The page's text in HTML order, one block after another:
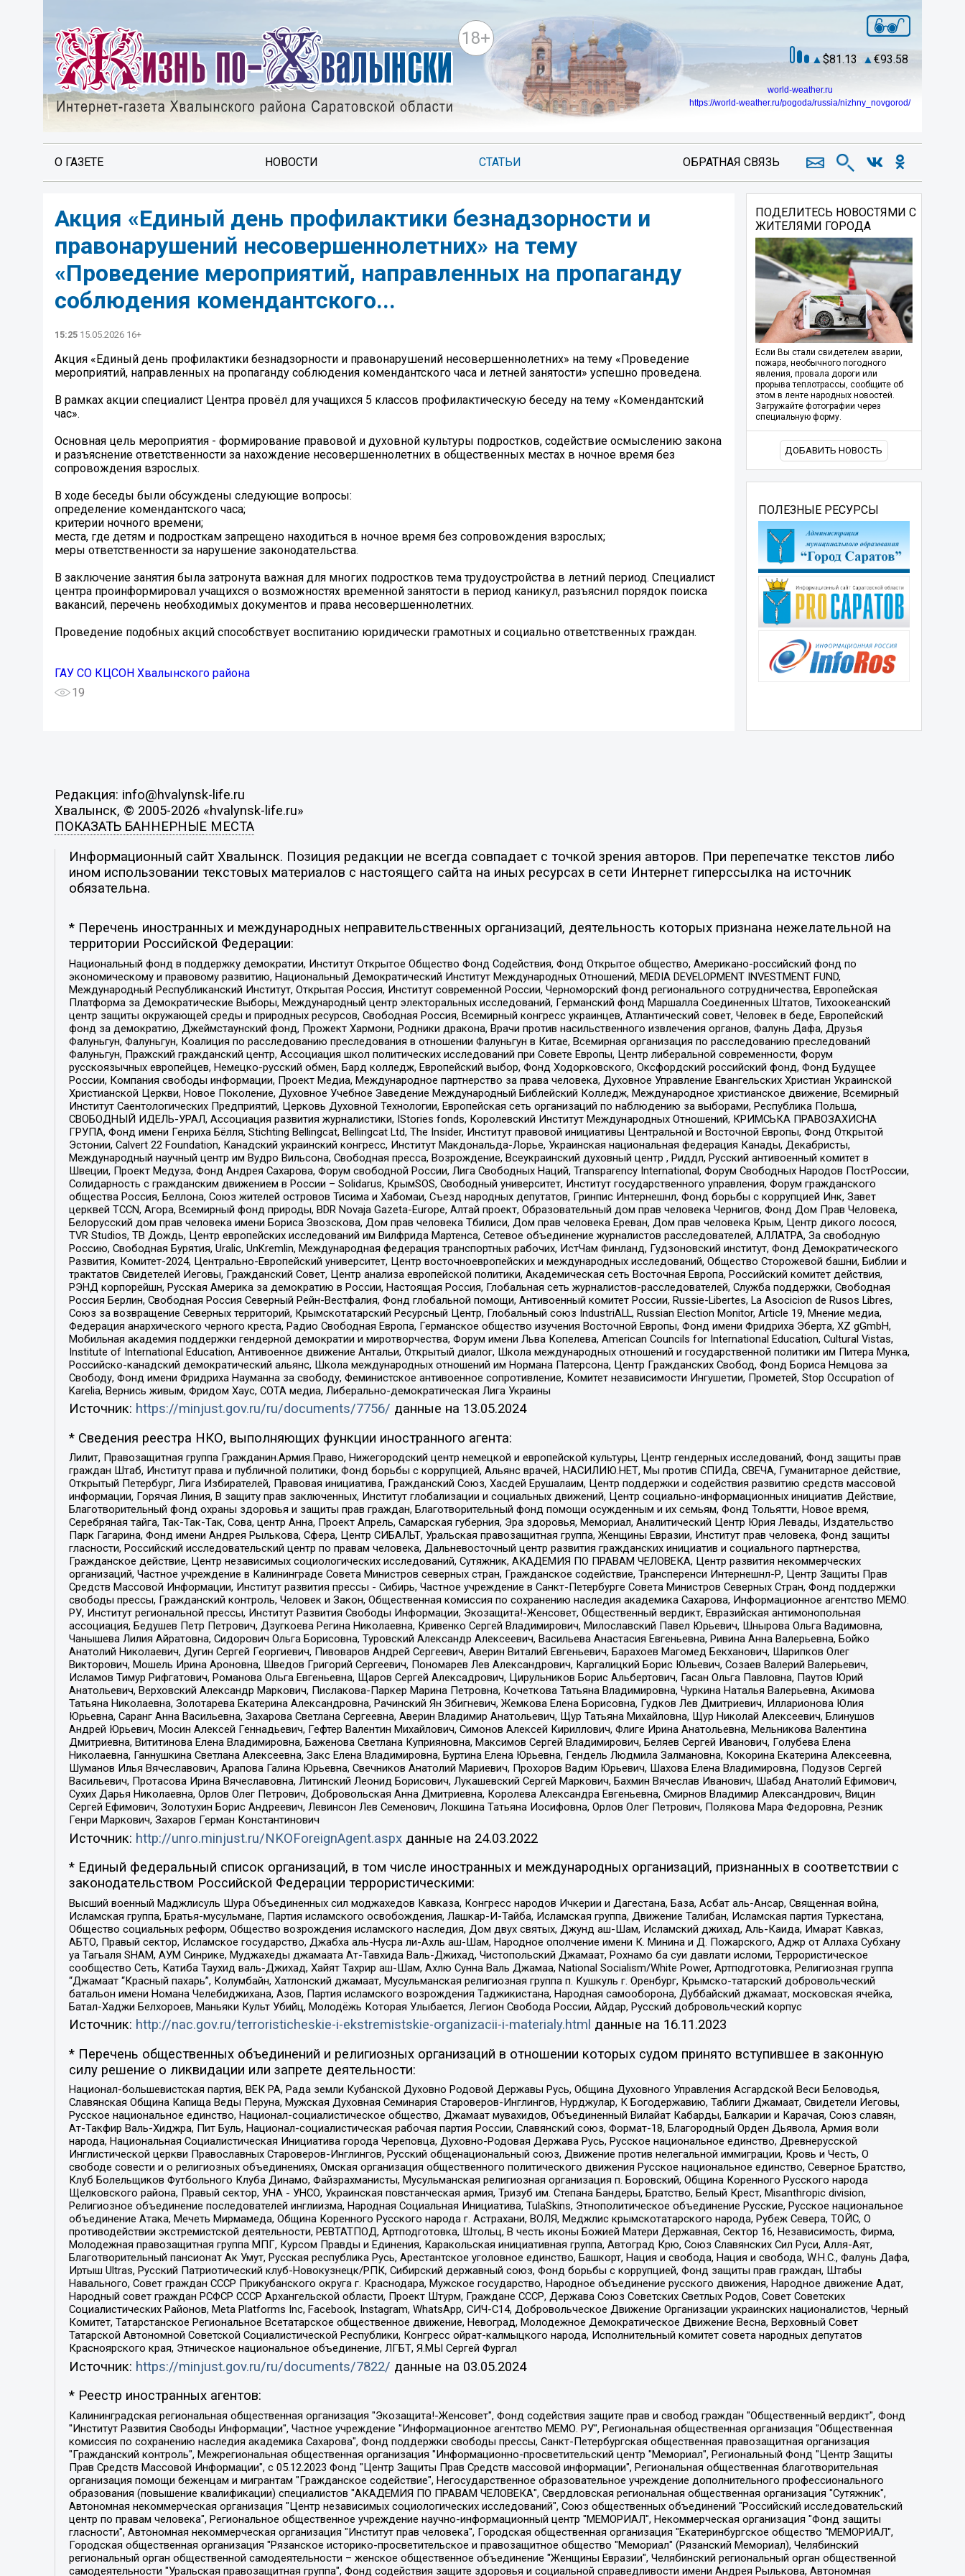
18+
81.13 93.58
world-weather.ru
https://world-weather.ru/pogoda/russia/nizhny_novgorod/
О ГАЗЕТЕ НОВОСТИ СТАТЬИ ОБРАТНАЯ СВЯЗЬ
Акция «Единый день профилактики безнадзорности и
правонарушений несовершеннолетних» на тему
«Проведение мероприятий, направленных на пропаганду
соблюдения комендантского...
15:25 15.05.2026 16+
Акция «Единый день профилактики безнадзорности и правонарушений несовершеннолетних» на тему «Проведение
мероприятий, направленных на пропаганду соблюдения комендантского часа и летней занятости» успешно проведена.
В рамках акции специалист Центра провёл для учащихся 5 классов профилактическую беседу на тему «Комендантский
час».
Основная цель мероприятия - формирование правовой и духовной культуры подростков, содействие осмыслению закона
и разъяснение ответственности за нахождение несовершеннолетних в общественных местах в ночное время без
сопровождения взрослых.
В ходе беседы были обсуждены следующие вопросы:
определение комендантского часа;
критерии ночного времени;
места, где детям и подросткам запрещено находиться в ночное время без сопровождения взрослых;
меры ответственности за нарушение законодательства.
В заключение занятия была затронута важная для многих подростков тема трудоустройства в летний период. Специалист
центра проинформировал учащихся о возможностях временной занятости в период каникул, разъяснил порядок поиска
вакансий, перечень необходимых документов и права несовершеннолетних.
Проведение подобных акций способствует воспитанию юридически грамотных и социально ответственных граждан.
ГАУ СО КЦСОН Хвалынского района
19
ПОДЕЛИТЕСЬ НОВОСТЯМИ С
ЖИТЕЛЯМИ ГОРОДА
Если Вы стали свидетелем аварии,
пожара, необычного погодного
явления, провала дороги или
прорыва теплотрассы, сообщите об
этом в ленте народных новостей.
Загружайте фотографии через
специальную форму.
ДОБАВИТЬ НОВОСТЬ
ПОЛЕЗНЫЕ РЕСУРСЫ
Редакция: info@hvalynsk-life.ru
Хвалынск, © 2005-2026 «hvalynsk-life.ru»
ПОКАЗАТЬ БАННЕРНЫЕ МЕСТА
Информационный сайт Хвалынск. Позиция редакции не всегда совпадает с точкой зрения авторов. При перепечатке текстов либо
ином использовании текстовых материалов с настоящего сайта на иных ресурсах в сети Интернет гиперссылка на источник
обязательна.
* Перечень иностранных и международных неправительственных организаций, деятельность которых признана нежелательной на
территории Российской Федерации:
Национальный фонд в поддержку демократии, Институт Открытое Общество Фонд Содействия, Фонд Открытое общество, Американо-российский фонд по
экономическому и правовому развитию, Национальный Демократический Институт Международных Отношений, MEDIA DEVELOPMENT INVESTMENT FUND,
Международный Республиканский Институт, Открытая Россия, Институт современной России, Черноморский фонд регионального сотрудничества, Европейская
Платформа за Демократические Выборы, Международный центр электоральных исследований, Германский фонд Маршалла Соединенных Штатов, Тихоокеанский
центр защиты окружающей среды и природных ресурсов, Свободная Россия, Всемирный конгресс украинцев, Атлантический совет, Человек в беде, Европейский
фонд за демократию, Джеймстаунский фонд, Прожект Хармони, Родники дракона, Врачи против насильственного извлечения органов, Фалунь Дафа, Друзья
Фалуньгун, Фалуньгун, Коалиция по расследованию преследования в отношении Фалуньгун в Китае, Всемирная организация по расследованию преследований
Фалуньгун, Пражский гражданский центр, Ассоциация школ политических исследований при Совете Европы, Центр либеральной современности, Форум
русскоязычных европейцев, Немецко-русский обмен, Бард колледж, Европейский выбор, Фонд Ходорковского, Оксфордский российский фонд, Фонд Будущее
России, Компания свободы информации, Проект Медиа, Международное партнерство за права человека, Духовное Управление Евангельских Христиан Украинской
Христианской Церкви, Новое Поколение, Духовное Учебное Заведение Международный Библейский Колледж, Международное христианское движение, Всемирный
Институт Саентологических Предприятий, Церковь Духовной Технологии, Европейская сеть организаций по наблюдению за выборами, Республика Польша,
СВОБОДНЫЙ ИДЕЛЬ-УРАЛ, Ассоциация развития журналистики, IStories fonds, Королевский Институт Международных Отношений, КРИМСЬКА ПРАВОЗАХИСНА
ГРУПА, Фонд имени Генриха Бёлля, Stichting Bellingcat, Bellingcat Ltd, The Insider, Институт правовой инициативы Центральной и Восточной Европы, Фонд Открытой
Эстонии, Calvert 22 Foundation, Канадский украинский конгресс, Институт Макдональда-Лорье, Украинская национальная федерация Канады, Декабристы,
Международный научный центр им Вудро Вильсона, Свободная пресса, Возрождение, Всеукраинский духовный центр , Риддл, Русский антивоенный комитет в
Швеции, Проект Медуза, Фонд Андрея Сахарова, Форум свободной России, Лига Свободных Наций, Transparеncy International, Форум Свободных Народов ПостРоссии,
Солидарность с гражданским движением в России – Solidarus, КрымSOS, Свободный университет, Институт государственного управления, Форум гражданского
общества Россия, Беллона, Союз жителей островов Тисима и Хабомаи, Съезд народных депутатов, Гринпис Интернешнл, Фонд борьбы с коррупцией Инк, Завет
церквей TCCN, Агора, Всемирный фонд природы, BDR Novaja Gazeta-Europe, Алтай проект, Образовательный дом прав человека Чернигов, Фонд Дом Прав Человека,
Белорусский дом прав человека имени Бориса Звозскова, Дом прав человека Тбилиси, Дом прав человека Ереван, Дом прав человека Крым, Центр дикого лосося,
TVR Studios, ТВ Дождь, Центр европейских исследований им Вилфрида Мартенса, Сетевое объединение журналистов расследователей, АЛЛАТРА, За свободную
Россию, Свободная Бурятия, Uralic, UnKremlin, Международная федерация транспортных рабочих, ИстЧам Финланд, Гудзоновский институт, Фонд Демократического
Развития, Комитет-2024, Центрально-Европейский университет, Центр восточноевропейских и международных исследований, Общество Сторожевой башни, Библии и
трактатов Свидетелей Иеговы, Гражданский Совет, Центр анализа европейской политики, Академическая сеть Восточная Европа, Российский комитет действия,
РЭНД корпорейшн, Русская Америка за демократию в России, Настоящая Россия, Глобальная сеть журналистов-расследователей, Служба поддержки, Свободная
Россия Берлин, Свободная Россия Северный Рейн-Вестфалия, Фонд глобальной помощи, Антивоенный комитет России, Russie-Libertes, La Asocicion de Rusos Libres,
Союз за возвращение Северных территорий, Крымскотатарский Ресурсный Центр, Глобальный союз IndustriALL, Russian Election Monitor, Article 19, Мнение медиа,
Федерация анархического черного креста, Радио Свободная Европа, Германское общество изучения Восточной Европы, Фонд имени Фридриха Эберта, XZ gGmbH,
Мобильная академия поддержки гендерной демократии и миротворчества, Форум имени Льва Копелева, American Councils for International Education, Cultural Vistas,
Institute of International Education, Антивоенное движение Антальи, Открытый диалог, Школа международных отношений и государственной политики им Питера Мунка,
Российско-канадский демократический альянс, Школа международных отношений им Нормана Патерсона, Центр Гражданских Свобод, Фонд Бориса Немцова за
Свободу, Фонд имени Фридриха Науманна за свободу, Феминистское антивоенное сопротивление, Комитет независимости Ингушетии, Прометей, Stop Occupation of
Karelia, Вернись живым, Фридом Хаус, СОТА медиа, Либерально-демократическая Лига Украины
Источник: https://minjust.gov.ru/ru/documents/7756/ данные на 13.05.2024
* Сведения реестра НКО, выполняющих функции иностранного агента:
Лилит, Правозащитная группа Гражданин.Армия.Право, Нижегородский центр немецкой и европейской культуры, Центр гендерных исследований, Фонд защиты прав
граждан Штаб, Институт права и публичной политики, Фонд борьбы с коррупцией, Альянс врачей, НАСИЛИЮ.НЕТ, Мы против СПИДа, СВЕЧА, Гуманитарное действие,
Открытый Петербург, Лига Избирателей, Правовая инициатива, Гражданский Союз, Хасдей Ерушалаим, Центр поддержки и содействия развитию средств массовой
информации, Горячая Линия, В защиту прав заключенных, Институт глобализации и социальных движений, Центр социально-информационных инициатив Действие,
Благотворительный фонд охраны здоровья и защиты прав граждан, Благотворительный фонд помощи осужденным и их семьям, Фонд Тольятти, Новое время,
Серебряная тайга, Так-Так-Так, Сова, центр Анна, Проект Апрель, Самарская губерния, Эра здоровья, Мемориал, Аналитический Центр Юрия Левады, Издательство
Парк Гагарина, Фонд имени Андрея Рылькова, Сфера, Центр СИБАЛЬТ, Уральская правозащитная группа, Женщины Евразии, Институт прав человека, Фонд защиты
гласности, Российский исследовательский центр по правам человека, Дальневосточный центр развития гражданских инициатив и социального партнерства,
Гражданское действие, Центр независимых социологических исследований, Сутяжник, АКАДЕМИЯ ПО ПРАВАМ ЧЕЛОВЕКА, Центр развития некоммерческих
организаций, Частное учреждение в Калининграде Совета Министров северных стран, Гражданское содействие, Трансперенси Интернешнл-Р, Центр Защиты Прав
Средств Массовой Информации, Институт развития прессы - Сибирь, Частное учреждение в Санкт-Петербурге Совета Министров Северных Стран, Фонд поддержки
свободы прессы, Гражданский контроль, Человек и Закон, Общественная комиссия по сохранению наследия академика Сахарова, Информационное агентство МЕМО.
РУ, Институт региональной прессы, Институт Развития Свободы Информации, Экозащита!-Женсовет, Общественный вердикт, Евразийская антимонопольная
ассоциация, Бедушев Петр Петрович, Дзугкоева Регина Николаевна, Кривенко Сергей Владимирович, Милославский Павел Юрьевич, Шнырова Ольга Вадимовна,
Чанышева Лилия Айратовна, Сидорович Ольга Борисовна, Туровский Александр Алексеевич, Васильева Анастасия Евгеньевна, Ривина Анна Валерьевна, Бойко
Анатолий Николаевич, Дугин Сергей Георгиевич, Пивоваров Андрей Сергеевич, Аверин Виталий Евгеньевич, Барахоев Магомед Бекханович, Шарипков Олег
Викторович, Мошель Ирина Ароновна, Шведов Григорий Сергеевич, Пономарев Лев Александрович, Каргалицкий Борис Юльевич, Созаев Валерий Валерьевич,
Исламов Тимур Рифгатович, Романова Ольга Евгеньевна, Щаров Сергей Алексадрович, Цирульников Борис Альбертович, Гасан Ольга Павловна, Паутов Юрий
Анатольевич, Верховский Александр Маркович, Пислакова-Паркер Марина Петровна, Кочеткова Татьяна Владимировна, Чуркина Наталья Валерьевна, Акимова
Татьяна Николаевна, Золотарева Екатерина Александровна, Рачинский Ян Збигневич, Жемкова Елена Борисовна, Гудков Лев Дмитриевич, Илларионова Юлия
Юрьевна, Саранг Анна Васильевна, Захарова Светлана Сергеевна, Аверин Владимир Анатольевич, Щур Татьяна Михайловна, Щур Николай Алексеевич, Блинушов
Андрей Юрьевич, Мосин Алексей Геннадьевич, Гефтер Валентин Михайлович, Симонов Алексей Кириллович, Флиге Ирина Анатольевна, Мельникова Валентина
Дмитриевна, Вититинова Елена Владимировна, Баженова Светлана Куприяновна, Максимов Сергей Владимирович, Беляев Сергей Иванович, Голубева Елена
Николаевна, Ганнушкина Светлана Алексеевна, Закс Елена Владимировна, Буртина Елена Юрьевна, Гендель Людмила Залмановна, Кокорина Екатерина Алексеевна,
Шуманов Илья Вячеславович, Арапова Галина Юрьевна, Свечников Анатолий Мариевич, Прохоров Вадим Юрьевич, Шахова Елена Владимировна, Подузов Сергей
Васильевич, Протасова Ирина Вячеславовна, Литинский Леонид Борисович, Лукашевский Сергей Маркович, Бахмин Вячеслав Иванович, Шабад Анатолий Ефимович,
Сухих Дарья Николаевна, Орлов Олег Петрович, Добровольская Анна Дмитриевна, Королева Александра Евгеньевна, Смирнов Владимир Александрович, Вицин
Сергей Ефимович, Золотухин Борис Андреевич, Левинсон Лев Семенович, Локшина Татьяна Иосифовна, Орлов Олег Петрович, Полякова Мара Федоровна, Резник
Генри Маркович, Захаров Герман Константинович
Источник: http://unro.minjust.ru/NKOForeignAgent.aspxданные на 24.03.2022
* Единый федеральный список организаций, в том числе иностранных и международных организаций, признанных в соответствии с
законодательством Российской Федерации террористическими:
Высший военный Маджлисуль Шура Объединенных сил моджахедов Кавказа, Конгресс народов Ичкерии и Дагестана, База, Асбат аль-Ансар, Священная война,
Исламская группа, Братья-мусульмане, Партия исламского освобождения, Лашкар-И-Тайба, Исламская группа, Движение Талибан, Исламская партия Туркестана,
Общество социальных реформ, Общество возрождения исламского наследия, Дом двух святых, Джунд аш-Шам, Исламский джихад, Аль-Каида, Имарат Кавказ,
АБТО, Правый сектор, Исламское государство, Джабха аль-Нусра ли-Ахль аш-Шам, Народное ополчение имени К. Минина и Д. Пожарского, Аджр от Аллаха Субхану
уа Тагьаля SHAM, АУМ Синрике, Муджахеды джамаата Ат-Тавхида Валь-Джихад, Чистопольский Джамаат, Рохнамо ба суи давлати исломи, Террористическое
сообщество Сеть, Катиба Таухид валь-Джихад, Хайят Тахрир аш-Шам, Ахлю Сунна Валь Джамаа, National Socialism/White Power, Артподготовка, Религиозная группа
“Джамаат “Красный пахарь”, Колумбайн, Хатлонский джамаат, Мусульманская религиозная группа п. Кушкуль г. Оренбург, Крымско-татарский добровольческий
батальон имени Номана Челебиджихана, Азов, Партия исламского возрождения Таджикистана, Народная самооборона, Дуббайский джамаат, московская ячейка,
Батал-Хаджи Белхороев, Маньяки Культ Убийц, Молодёжь Которая Улыбается, Легион Свобода России, Айдар, Русский добровольческий корпус
Источник: http://nac.gov.ru/terroristicheskie-i-ekstremistskie-organizacii-i-materialy.html данные на 16.11.2023
* Перечень общественных объединений и религиозных организаций в отношении которых судом принято вступившее в законную
силу решение о ликвидации или запрете деятельности:
Национал-большевистская партия, ВЕК РА, Рада земли Кубанской Духовно Родовой Державы Русь, Община Духовного Управления Асгардской Веси Беловодья,
Славянская Община Капища Веды Перуна, Мужская Духовная Семинария Староверов-Инглингов, Нурджулар, К Богодержавию, Таблиги Джамаат, Свидетели Иеговы,
Русское национальное единство, Национал-социалистическое общество, Джамаат мувахидов, Объединенный Вилайат Кабарды, Балкарии и Карачая, Союз славян,
Ат-Такфир Валь-Хиджра, Пит Буль, Национал-социалистическая рабочая партия России, Славянский союз, Формат-18, Благородный Орден Дьявола, Армия воли
народа, Национальная Социалистическая Инициатива города Череповца, Духовно-Родовая Держава Русь, Русское национальное единство, Древнерусской
Инглистической церкви Православных Староверов-Инглингов, Русский общенациональный союз, Движение против нелегальной иммиграции, Кровь и Честь, О
свободе совести и о религиозных объединениях, Омская организация общественного политического движения Русское национальное единство, Северное Братство,
Клуб Болельщиков Футбольного Клуба Динамо, Файзрахманисты, Мусульманская религиозная организация п. Боровский, Община Коренного Русского народа
Щелковского района, Правый сектор, УНА - УНСО, Украинская повстанческая армия, Тризуб им. Степана Бандеры, Братство, Белый Крест, Misanthropic division,
Религиозное объединение последователей инглиизма, Народная Социальная Инициатива, TulaSkins, Этнополитическое объединение Русские, Русское национальное
объединение Атака, Мечеть Мирмамеда, Община Коренного Русского народа г. Астрахани, ВОЛЯ, Меджлис крымскотатарского народа, Рубеж Севера, ТОЙС, О
противодействии экстремистской деятельности, РЕВТАТПОД, Артподготовка, Штольц, В честь иконы Божией Матери Державная, Сектор 16, Независимость, Фирма,
Молодежная правозащитная группа МПГ, Курсом Правды и Единения, Каракольская инициативная группа, Автоград Крю, Союз Славянских Сил Руси, Алля-Аят,
Благотворительный пансионат Ак Умут, Русская республика Русь, Арестантское уголовное единство, Башкорт, Нация и свобода, Нация и свобода, W.H.С., Фалунь Дафа,
Иртыш Ultras, Русский Патриотический клуб-Новокузнецк/РПК, Сибирский державный союз, Фонд борьбы с коррупцией, Фонд защиты прав граждан, Штабы
Навального, Совет граждан СССР Прикубанского округа г. Краснодара, Мужское государство, Народное объединение русского движения, Народное движение Адат,
Народный совет граждан РСФСР СССР Архангельской области, Проект Штурм, Граждане СССР, Держава Союз Советских Светлых Родов, Совет Советских
Социалистических Районов, Meta Platforms Inc, Facebook, Instagram, WhatsApp, СИЧ-С14, Добровольческое Движение Организации украинских националистов, Черный
Комитет, Татарстанское Региональное Всетатарское общественное движение, Невоград, Молодежное Демократическое Движение Весна, Верховный Совет
Татарской Автономной Советской Социалистической Республики, Конгресс ойрат-калмыцкого народа, Исполнительный комитет совета народных депутатов
Красноярского края, Этническое национальное объединение, ЛГБТ, Я.МЫ Сергей Фургал
Источник: https://minjust.gov.ru/ru/documents/7822/ данные на 03.05.2024
* Реестр иностранных агентов:
Калининградская региональная общественная организация "Экозащита!-Женсовет", Фонд содействия защите прав и свобод граждан "Общественный вердикт", Фонд "Институт Развития Свободы Информации", Частное учреждение "Информационное агентство МЕМО. РУ", Региональная общественная организация "Общественная комиссия по сохранению наследия академика Сахарова", Фонд поддержки свободы прессы, Санкт-Петербургская общественная правозащитная организация "Гражданский контроль", Межрегиональная общественная организация "Информационно-просветительский центр "Мемориал", Региональный Фонд "Центр Защиты Прав Средств Массовой Информации", с 05.12.2023 Фонд "Центр Защиты Прав Средств массовой информации", Региональная общественная благотворительная организация помощи беженцам и мигрантам "Гражданское содействие", Негосударственное образовательное учреждение дополнительного профессионального образования (повышение квалификации) специалистов "АКАДЕМИЯ ПО ПРАВАМ ЧЕЛОВЕКА", Свердловская региональная общественная организация "Сутяжник", Автономная некоммерческая организация "Центр независимых социологических исследований", Союз общественных объединений "Российский исследовательский центр по правам человека", Региональное общественное учреждение научно-информационный центр "МЕМОРИАЛ", Некоммерческая организация "Фонд защиты гласности", Автономная некоммерческая организация "Институт прав человека", Городская общественная организация "Екатеринбургское общество "МЕМОРИАЛ", Городская общественная организация "Рязанское историко-просветительское и правозащитное общество "Мемориал" (Рязанский Мемориал), Челябинский региональный орган общественной самодеятельности – женское общественное объединение "Женщины Евразии", Челябинский региональный орган общественной самодеятельности "Уральская правозащитная группа", Фонд содействия защите здоровья и социальной справедливости имени Андрея Рылькова, Автономная Некоммерческая Организация "Аналитический Центр Юрия Левады", Автономная некоммерческая организация социальной поддержки населения "Проект Апрель", Региональная общественная организация помощи женщинам и детям, находящимся в кризисной ситуации "Информационно-методический центр "Анна", Фонд содействия развитию массовых коммуникаций и правовому просвещению "Так-так-Так", Фонд содействия устойчивому развитию "Серебряная тайга", Свердловский региональный общественный фонд социальных проектов "Новое время", "Idel.Реалии", Кавказ.Реалии, Крым.Реалии, Телеканал Настоящее Время, Татаро-башкирская служба Радио Свобода (Azatliq Radiosi), Радио Свободная Европа/Радио Свобода (PCE/PC), "Сибирь.Реалии", "Фактограф", Благотворительный фонд помощи осужденным и их семьям, Автономная некоммерческая организация "Институт глобализации и социальных движений", Фонд "В защиту прав заключенных", Частное учреждение "Центр поддержки и содействия развитию средств массовой информации", Пензенский региональный общественный благотворительный фонд "Гражданский союз", "Север.Реалии", Некоммерческая организация Фонд "Правовая инициатива", Общество с ограниченной ответственностью "Радио Свободная Европа/Радио Свобода", Чешское информационное агентство "MEDIUM-ORIENT", Красноярская региональная общественная организация "Мы против СПИДа", Камалягин Денис Николаевич, Маркелов Сергей Евгеньевич, Пономарев Лев Александрович, Савицкая Людмила Алексеевна, Автономная некоммерческая организация "Центр по работе с проблемой насилия "НАСИЛИЮ.НЕТ", Межрегиональный профессиональный союз работников здравоохранения "Альянс врачей", Юридическое лицо, зарегистрированное в Латвийской Республике, SIA "Medusa Project" (регистрационный номер 40103797863, дата регистрации 10.06.2014), Некоммерческая организация "Фонд по борьбе с коррупцией", Автономная некоммерческая организация "Институт права и публичной политики", Баданин Роман Сергеевич, Гликин Максим Александрович, Железнова Мария Михайловна, Лукьянова Юлия Сергеевна, Маетная Елизавета Витальевна, Маняхин Петр Борисович, Чуракова Ольга Владимировна, Ярош Юлия Петровна, Юридическое лицо "The Insider SIA", зарегистрированное в Риге, Латвийская Республика (дата регистрации 26.06.2015), являющееся администратором доменного имени интернет-издания "The Insider SIA", https://theins.ru, Постернак Алексей Евгеньевич, Рубин Михаил Аркадьевич, Анин Роман Александрович, Юридическое лицо Istories fonds, зарегистрированное в Латвийской Республике (регистрационный номер 50008295751, дата регистрации 24.02.2020), Великовский Дмитрий Александрович, Долинина Ирина Николаевна, Мароховская Алеся Алексеевна, Шлейнов Роман Юрьевич, Шмагун Олеся Валентиновна, Общество с ограниченной ответственностью "Альтаир 2021", Общество с ограниченной ответственностью "Вега 2021", Общество с ограниченной ответственностью "Главный редактор 2021", Общество с ограниченной ответственностью "Ромашки монолит", Важенков Артем Валерьевич, Ивановская областная общественная организация "Центр гендерных исследований", Гурман Юрий Альбертович, Медиапроект "ОВД-Инфо", Егоров Владимир Владимирович, Жилинский Владимир Александрович, Общество с ограниченной ответственностью "ЗП", Иванова София Юрьевна, Карезина Инна Павловна, Кильтау Екатерина Викторовна, Петров Алексей Викторович, Пискунов Сергей Евгеньевич, Смирнов Сергей Сергеевич, Тихонов Михаил Сергеевич, Общество с ограниченной ответственностью "ЖУРНАЛИСТ-ИНОСТРАННЫЙ АГЕНТ", Арапова Галина Юрьевна, Вольтская Татьяна Анатольевна, Американская компания "Mason G.E.S. Anonymous Foundation" (США), являющаяся владельцем интернет-издания https://mnews.world/, Компания "Stichting Bellingcat", зарегистрированная в Нидерландах (дата регистрации 11.07.2018), Захаров Андрей Вячеславович, Клепиковская Екатерина Дмитриевна, Общество с ограниченной ответственностью "МЕМО", Перл Роман Александрович, Симонов Евгений Алексеевич, Соловьева Елена Анатольевна, Сотников Даниил Владимирович, Сурначева Елизавета Дмитриевна, Автономная некоммерческая организация по защите прав человека и информированию населения "Якутия – Наше Мнение", Общество с ограниченной ответственностью "Москоу диджитал медиа", с 26.01.2023 Общество с ограниченной ответственностью "Чайка Белые сады", Ветошкина Валерия Валерьевна, Заговора Максим Александрович, Межрегиональное общественное движение "Российская ЛГБТ - сеть", Оленичев Максим Владимирович, Павлов Иван Юрьевич, Скворцова Елена Сергеевна, Общество с ограниченной ответственностью "Как бы инагент", Кочетков Игорь Викторович, Общество с ограниченной ответственностью "Честные выборы", Еланчик Олег Александрович, Общество с ограниченной ответственностью "Нобелевский призыв", Гималова Регина Эмилевна, Григорьев Андрей Валерьевич, Григорьева Алина Александровна, Ассоциация по содействию защите прав призывников, альтернативнослужащих и военнослужащих "Правозащитная группа "Гражданин.Армия.Право", Хисамова Регина Фаритовна, Автономная некоммерческая организация по реализации социально-правовых программ "Лилит", Дальневосточное общественное движение "Маяк", Санкт-Петербургская ЛГБТ-инициативная группа "Выход", Инициативная группа ЛГБТ+ "Реверс", Алексеев Андрей Викторович, Бекбулатова Таисия Львовна, Беляев Иван Михайлович, Владыкина Елена Сергеевна, Гельман Марат Александрович, Никульшина Вероника Юрьевна, Толоконникова Надежда Андреевна, Шендерович Виктор Анатольевич, Общество с ограниченной ответственностью "Данное сообщение", Общество с ограниченной ответственностью Издательский дом "Новая глава", Айнбиндер Александра Александровна, Московский комьюнити-центр для ЛГБТ+инициатив, Благотворительный фонд развития филантропии, Deutsche Welle (Германия, Kurt-Schumacher-Strasse 3, 53113 Bonn), Борзунова Мария Михайловна, Воробьев Виктор Викторович, Голубева Анна Львовна, Константинова Алла Михайловна, Малкова Ирина Владимировна, Мурадов Мурад Абдулгалимович, Осетинская Елизавета Николаевна, Понасенков Евгений Николаевич, Ганапольский Матвей Юрьевич, Киселев Евгений Алексеевич, Борухович Ирина Григорьевна, Дремин Иван Тимофеевич, Дубровский Дмитрий Викторович, Красноярская региональная общественная организация поддержки и развития альтернативных образовательных технологий и межкультурных коммуникаций "ИНТЕРРА", Маяковская Екатерина Алексеевна, Фейгин Марк Захарович, Филимонов Андрей Викторович, Дзугкоева Регина Николаевна, Доброхотов Роман Александрович, Дудь Юрий Александрович, Елкин Сергей Владимирович, Кругликов Кирилл Игоревич, Сабунаева Мария Леонидовна, Семенов Алексей Владимирович, Шаинян Карен Багратович, Шульман Екатерина Михайловна, Асафьев Артур Валерьевич, Вахштайн Виктор Семенович, Венедиктов Алексей Алексеевич, Лушникова Екатерина Евгеньевна, Волков Леонид Михайлович, Невзоров Александр Глебович, Пархоменко Сергей Борисович, Сироткин Ярослав Николаевич, Кара-Мурза Владимир Владимирович, Баранова Наталья Владимировна, Гозман Леонид Яковлевич, Кагарлицкий Борис Юльевич, Климарев Михаил Валерьевич, Милов Владимир Станиславович, Автономная некоммерческая организация Краснодарский центр современного искусства "Типография", Моргенштерн Алишер Тагирович, Соболь Любовь Эдуардовна, Общество с ограниченной ответственностью "ЛИЗА НОРМ", Каспаров Гарри Кимович, Ходорковский Михаил Борисович, Общество с ограниченной ответственностью "Апрельские тезисы", Данилович Ирина Брониславовна, Кашин Олег Владимирович, Петров Николай Владимирович, Пивоваров Алексей Владимирович, Соколов Михаил Владимирович, Цветкова Юлия Владимировна, Чичваркин Евгений Александрович, Комитет против пыток/Команда против пыток, Общество с ограниченной ответственностью "Первый научный", Общество с ограниченной ответственностью "Вертолет и ко", Белоцерковская Вероника Борисовна, Кац Максим Евгеньевич, Лазарева Татьяна Юрьевна, Шаведдинов Руслан Табризович, Яшин Илья Валерьевич, Общество с ограниченной ответственностью "Иноагент ААВ", Алешковский Дмитрий Петрович, Альбац Евгения Марковна, Быков Дмитрий Львович, Галямина Юлия Евгеньевна, Лойко Сергей Леонидович, Мартынов Кирилл Константинович, Медведев Сергей Александрович, Крашенинников Федор Геннадиевич, Гордеева Катерина Вл